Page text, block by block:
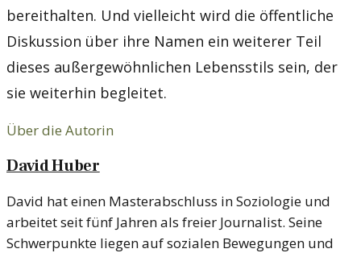
bereithalten. Und vielleicht wird die öffentliche
Diskussion über ihre Namen ein weiterer Teil
dieses außergewöhnlichen Lebensstils sein, der
sie weiterhin begleitet.
Über die Autorin
David Huber
David hat einen Masterabschluss in Soziologie und
arbeitet seit fünf Jahren als freier Journalist. Seine
Schwerpunkte liegen auf sozialen Bewegungen und